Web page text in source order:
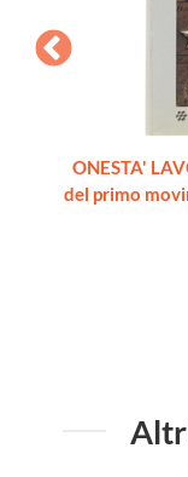
ONESTA'
del primo